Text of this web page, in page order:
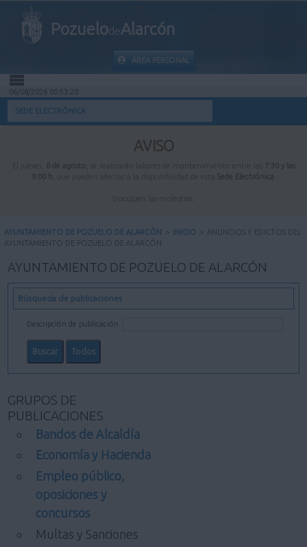
PozuelodeAlarcón
ÁREA PERSONAL
INICIO
INFORMACIÓN PÚBLICA
MI CARPETA
AYUDA
06/08/2026 00:53:21
SEDE ELECTRÓNICA
AVISO
El jueves, 6 de agosto , se realizarán labores de mantenimiento entre las
7:30 y las
9:00 h , que pueden afectar a la disponibilidad de esta Sede Electrónica
Disculpen las molestias.
AYUNTAMIENTO DE POZUELO DE ALARCÓN > INICIO > ANUNCIOS Y EDICTOS DEL
AYUNTAMIENTO DE POZUELO DE ALARCÓN
AYUNTAMIENTO DE POZUELO DE ALARCÓN
Búsqueda de publicaciones
Descripción de publicación
GRUPOS DE
PUBLICACIONES
Bandos de Alcaldía
Economía y Hacienda
Empleo público,
oposiciones y
concursos
Multas y Sanciones